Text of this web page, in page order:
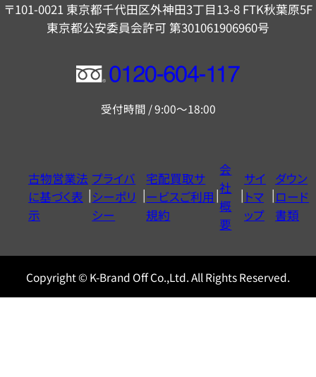
〒101-0021 東京都千代田区外神田3丁目13-8 FTK秋葉原5F
東京都公安委員会許可 第301061906960号
フ
ー
ヤ
ル
0120604117
受付時間 / 9:00～18:00
古物営業法
に基づく表
示
プライバ
シーポリ
シー
宅配買取サ
ービスご利用
規約
会
社
概
要
サイ
トマ
ップ
ダウン
ロード
書類
Copyright © K-Brand Off Co.,Ltd. All Rights Reserved.